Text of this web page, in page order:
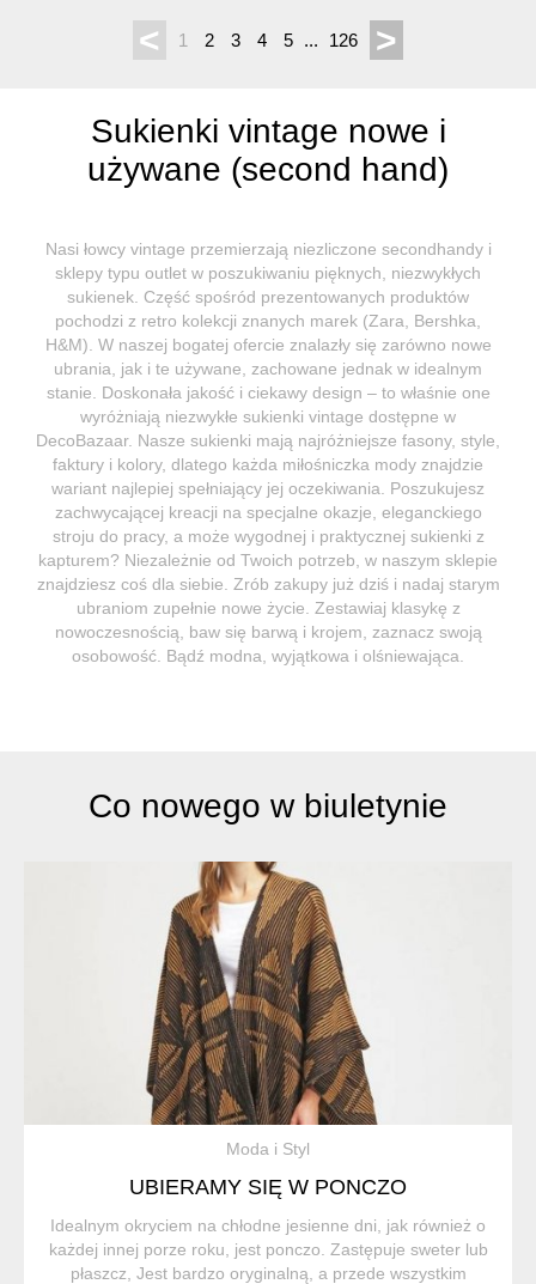
< 1 2 3 4 5 ... 126 >
Sukienki vintage nowe i
używane (second hand)
Nasi łowcy vintage przemierzają niezliczone secondhandy i
sklepy typu outlet w poszukiwaniu pięknych, niezwykłych
sukienek. Część spośród prezentowanych produktów
pochodzi z retro kolekcji znanych marek (Zara, Bershka,
H&M). W naszej bogatej ofercie znalazły się zarówno nowe
ubrania, jak i te używane, zachowane jednak w idealnym
stanie. Doskonała jakość i ciekawy design – to właśnie one
wyróżniają niezwykłe sukienki vintage dostępne w
DecoBazaar. Nasze sukienki mają najróżniejsze fasony, style,
faktury i kolory, dlatego każda miłośniczka mody znajdzie
wariant najlepiej spełniający jej oczekiwania. Poszukujesz
zachwycającej kreacji na specjalne okazje, eleganckiego
stroju do pracy, a może wygodnej i praktycznej sukienki z
kapturem? Niezależnie od Twoich potrzeb, w naszym sklepie
znajdziesz coś dla siebie. Zrób zakupy już dziś i nadaj starym
ubraniom zupełnie nowe życie. Zestawiaj klasykę z
nowoczesnością, baw się barwą i krojem, zaznacz swoją
osobowość. Bądź modna, wyjątkowa i olśniewająca.
Co nowego w biuletynie
Moda i Styl
UBIERAMY SIĘ W PONCZO
Idealnym okryciem na chłodne jesienne dni, jak również o
każdej innej porze roku, jest ponczo. Zastępuje sweter lub
płaszcz, Jest bardzo oryginalną, a przede wszystkim